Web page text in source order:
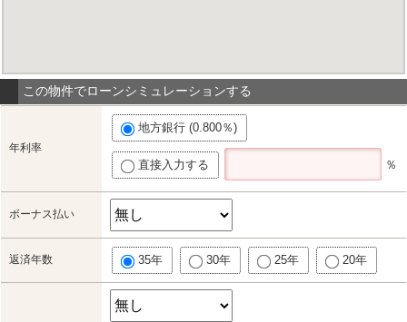
この物件でローンシミュレーションする
年利率
地方銀行 (0.800％)
直接入力する ％
ボーナス払い
返済年数 35年 30年 25年 20年